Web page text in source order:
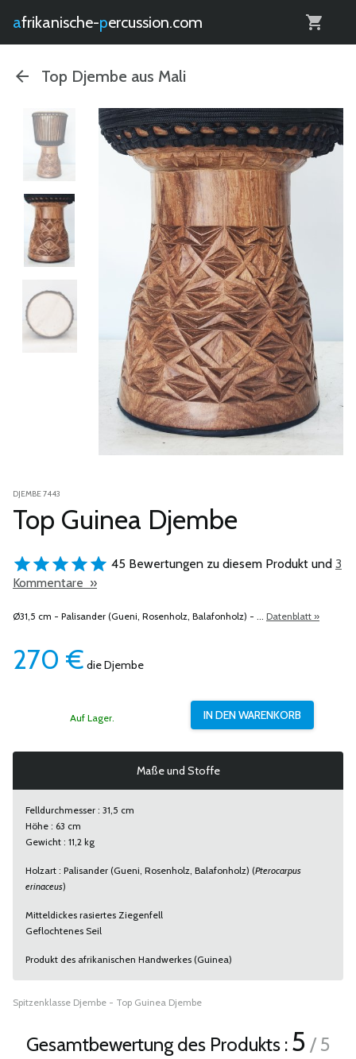
afrikanische- percussion.com
Top Djembe aus Mali
DJEMBE 7443
Top Guinea Djembe
45 Bewertungen zu diesem Produkt und 3
Kommentare »
Ø31,5 cm - Palisander (Gueni, Rosenholz, Balafonholz) - ... Datenblatt »
270 € die Djembe
Auf Lager.
Maße und Stoffe
Felldurchmesser : 31,5 cm
Höhe : 63 cm
Gewicht : 11,2 kg
Holzart : Palisander (Gueni, Rosenholz, Balafonholz) (Pterocarpus
erinaceus)
Mitteldickes rasiertes Ziegenfell
Geflochtenes Seil
Produkt des afrikanischen Handwerkes (Guinea)
Spitzenklasse Djembe - Top Guinea Djembe
Gesamtbewertung des Produkts : 5 / 5